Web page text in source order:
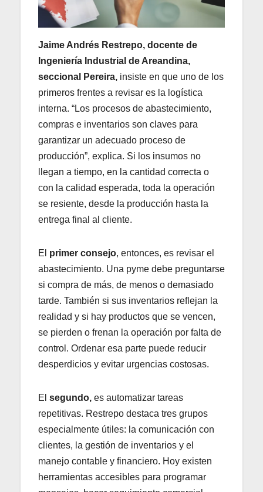
Jaime Andrés Restrepo, docente de
Ingeniería Industrial de Areandina,
seccional Pereira, insiste en que uno de los
primeros frentes a revisar es la logística
interna. “Los procesos de abastecimiento,
compras e inventarios son claves para
garantizar un adecuado proceso de
producción”, explica. Si los insumos no
llegan a tiempo, en la cantidad correcta o
con la calidad esperada, toda la operación
se resiente, desde la producción hasta la
entrega final al cliente.
El primer consejo, entonces, es revisar el
abastecimiento. Una pyme debe preguntarse
si compra de más, de menos o demasiado
tarde. También si sus inventarios reflejan la
realidad y si hay productos que se vencen,
se pierden o frenan la operación por falta de
control. Ordenar esa parte puede reducir
desperdicios y evitar urgencias costosas.
El segundo, es automatizar tareas
repetitivas. Restrepo destaca tres grupos
especialmente útiles: la comunicación con
clientes, la gestión de inventarios y el
manejo contable y financiero. Hoy existen
herramientas accesibles para programar